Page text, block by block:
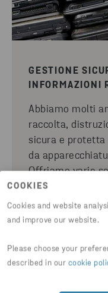
COOKIES
Cookies and website
and improve our website.
Please choose your
described in our cookie
GESTIONE
INFORMAZIONI
Abbiamo molti
raccolta,
sicura e
da
Offriamo varie
il rischio di
sensibili
archiviazione e
vostra azienda
normativa GDPR